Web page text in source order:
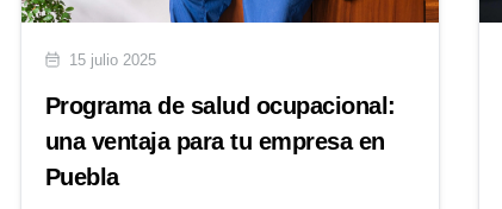
15 julio 2025
Programa de salud ocupacional:
una ventaja para tu empresa en
Puebla